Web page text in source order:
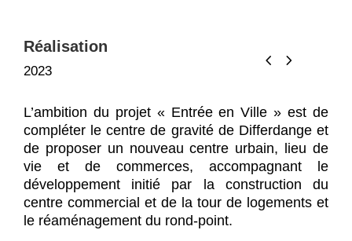
Réalisation
2023
L’ambition du projet « Entrée en Ville » est de
compléter le centre de gravité de Differdange et
de proposer un nouveau centre urbain, lieu de
vie et de commerces, accompagnant le
développement initié par la construction du
centre commercial et de la tour de logements et
le réaménagement du rond-point.